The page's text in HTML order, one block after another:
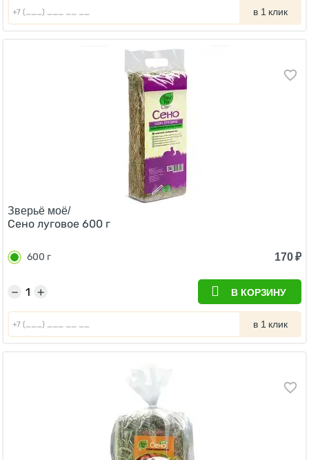
в 1 клик
Зверьё моё/
Сено луговое 600 г
600 г 170₽
+
− В КОРЗИНУ
в 1 клик